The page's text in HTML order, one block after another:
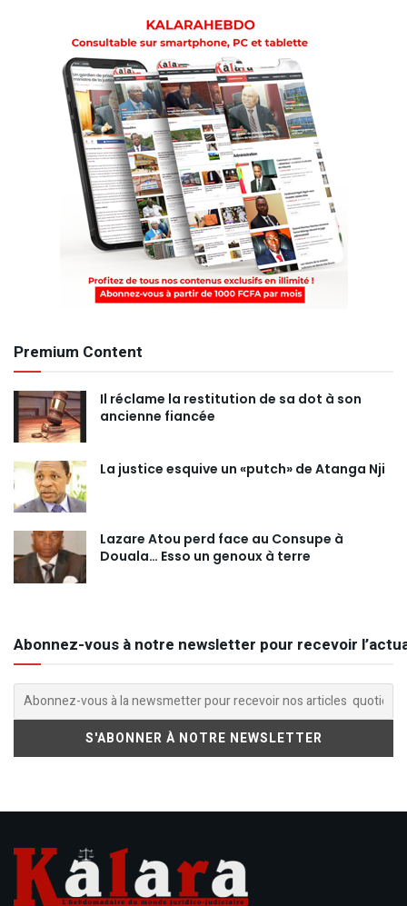
Premium Content
Il réclame la restitution de sa dot à son
ancienne fiancée
La justice esquive un «putch» de Atanga Nji
Lazare Atou perd face au Consupe à
Douala… Esso un genoux à terre
Abonnez-vous à notre newsletter pour recevoir